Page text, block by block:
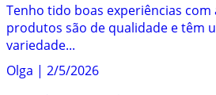
Tenho tido boas experiências com
produtos são de qualidade e têm
variedade...
Olga | 2/5/2026